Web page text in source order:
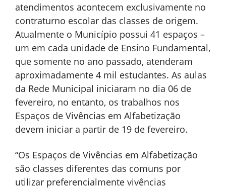
atendimentos acontecem exclusivamente no
contraturno escolar das classes de origem.
Atualmente o Município possui 41 espaços –
um em cada unidade de Ensino Fundamental,
que somente no ano passado, atenderam
aproximadamente 4 mil estudantes. As aulas
da Rede Municipal iniciaram no dia 06 de
fevereiro, no entanto, os trabalhos nos
Espaços de Vivências em Alfabetização
devem iniciar a partir de 19 de fevereiro.
“Os Espaços de Vivências em Alfabetização
são classes diferentes das comuns por
utilizar preferencialmente vivências